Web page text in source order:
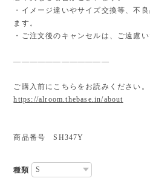
・イメージ違いやサイズ交換等、不
ます。
・ご注文後のキャンセルは、ご遠慮
————————————
ご購入前にこちらをお読みください。
https://alroom.thebase.in/about
商品番号 SH347Y
種類